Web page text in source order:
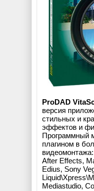
ProDAD
версия
стильных и
эффектов и
Программный
плагином в
After Effects,
Edius, Sony
Mediastudio,